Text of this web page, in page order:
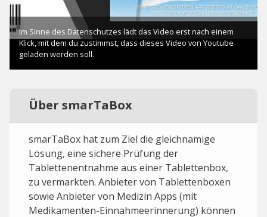
Über smarTaBox
smarTaBox hat zum Ziel die gleichnamige
Lösung, eine sichere Prüfung der
Tablettenentnahme aus einer Tablettenbox,
zu vermarkten. Anbieter von Tablettenboxen
sowie Anbieter von Medizin Apps (mit
Medikamenten-Einnahmeerinnerung) können